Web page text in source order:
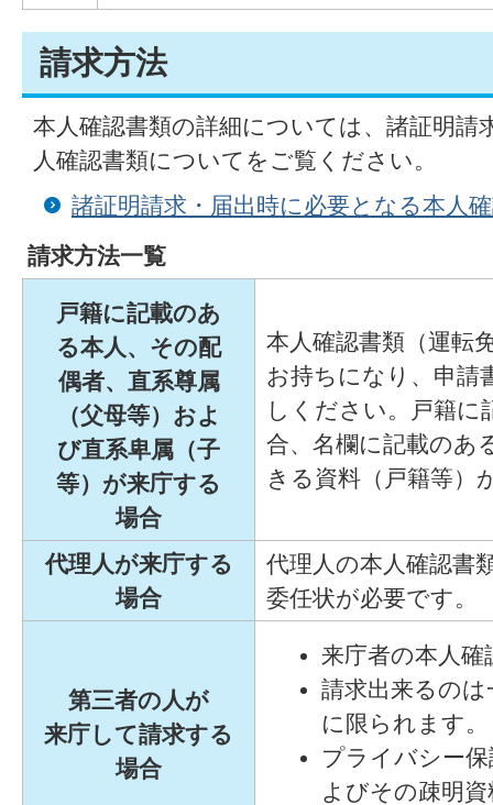
請求方法
本人確認書類の詳細については、諸証明請
人確認書類についてをご覧ください。
諸証明請求・届出時に必要となる本人
請求方法一覧
戸籍に記載のあ
る本人、その配
偶者、直系尊属
（父母等）およ
び直系卑属（子
等）が来庁する
場合
本人確認書類（運転
お持ちになり、申請
しください。戸籍に
合、名欄に記載のあ
きる資料（戸籍等）
代理人が来庁する
場合
代理人の本人確認書
委任状が必要です。
第三者の人が
来庁して請求する
場合
来庁者の本人
請求出来るの
に限られます。
プライバシー
よびその疎明